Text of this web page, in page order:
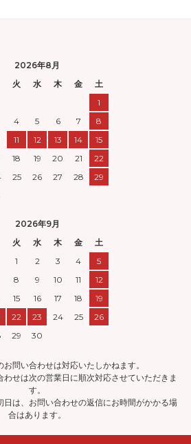
2026年8月
火 水 木 金
土
1
4 5 6 7
8
11 12 13 14
15
18 19 20 21
22
25 26 27 28
29
2026年9月
火 水 木 金
土
1
2 3 4
5
8 9 10 11
12
15 16 17 18
19
22 23 24 25
26
29 30
お問い合わせは対応いたしかねます。
わせは次の営業日に順次対応させていただきま
す。
日は、お問い合わせの返信にお時間がかかる場
合はあります。